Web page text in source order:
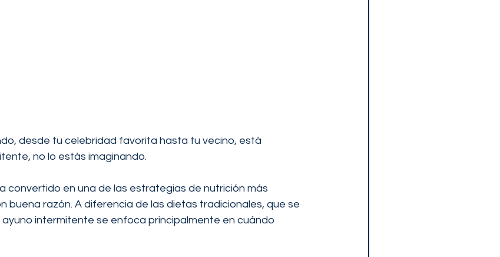
desde tu celebridad favorita hasta tu vecino, está
no lo estás imaginando.
convertido en una de las estrategias de nutrición más
buena razón. A diferencia de las dietas tradicionales, que se
intermitente se enfoca principalmente en cuándo